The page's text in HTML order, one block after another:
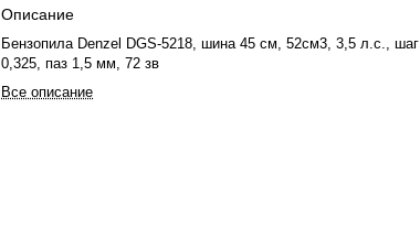
Описание
Бензопила Denzel DGS-5218, шина 45 см, 52см3, 3,5 л.с., шаг
0,325, паз 1,5 мм, 72 зв
Все описание